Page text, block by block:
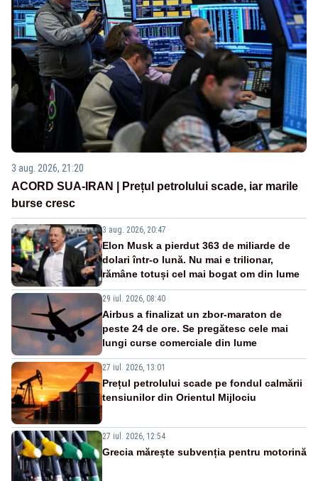
3 aug. 2026, 21:20
ACORD SUA-IRAN | Prețul petrolului scade, iar marile
burse cresc
3 aug. 2026, 20:47
Elon Musk a pierdut 363 de miliarde de
dolari într-o lună. Nu mai e trilionar,
rămâne totuși cel mai bogat om din lume
29 iul. 2026, 08:40
Airbus a finalizat un zbor-maraton de
peste 24 de ore. Se pregătesc cele mai
lungi curse comerciale din lume
27 iul. 2026, 13:01
Prețul petrolului scade pe fondul calmării
tensiunilor din Orientul Mijlociu
27 iul. 2026, 12:54
Grecia mărește subvenția pentru motorină